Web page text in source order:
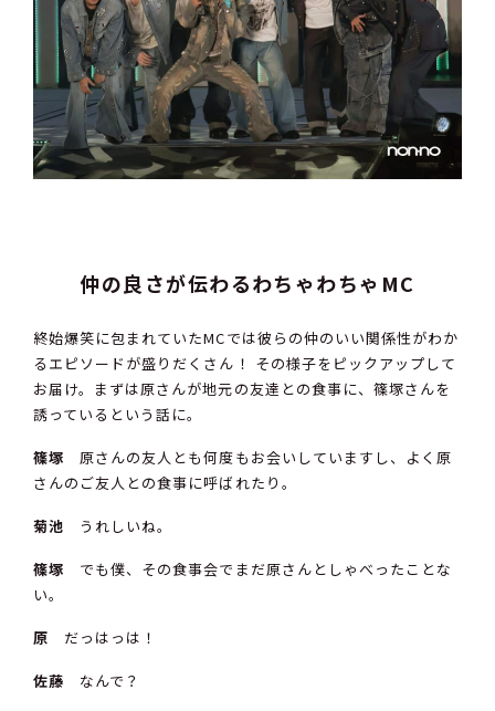
仲の良さが伝わるわちゃわちゃMC
終始爆笑に包まれていたMCでは彼らの仲のいい関係性がわか
るエピソードが盛りだくさん！ その様子をピックアップして
お届け。まずは原さんが地元の友達との食事に、篠塚さんを
誘っているという話に。
篠塚 原さんの友人とも何度もお会いしていますし、よく原
さんのご友人との食事に呼ばれたり。
菊池 うれしいね。
篠塚 でも僕、その食事会でまだ原さんとしゃべったことな
い。
原 だっはっは！
佐藤 なんで？